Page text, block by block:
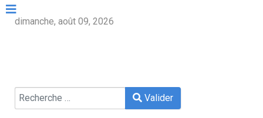
dimanche, août 09, 2026
Valider
Valider